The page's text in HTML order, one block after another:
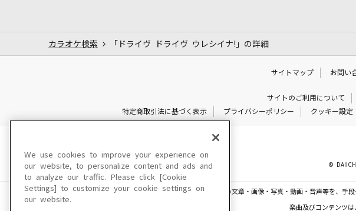
カラオケ検索 「ドライヴ ドライヴ ウレシイナ!」の詳細
サイトマップ お問い
サイトのご利用について
特定商取引法に基づく表示
プライバシーポリシー クッキー設定
©
このサイトに掲載されている一切の文章・画像・写真・動画・音声等を、手
楽曲及びコンテンツは
We use cookies to improve your experience on
our website, to personalize content and ads and
to analyze our traffic. Please click [Cookie
Settings] to customize your cookie settings on
our website.